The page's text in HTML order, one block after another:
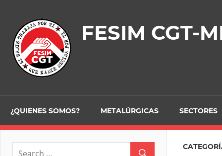
content
FESIM CGT-
¿QUIENES SOMOS? METALÚRGICAS SECTORES